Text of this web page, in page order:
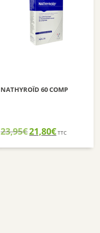
NATHYROÏD 60 COMP
23,95€Le
prix
initial
21,80€Le
prix
actuel
TTC